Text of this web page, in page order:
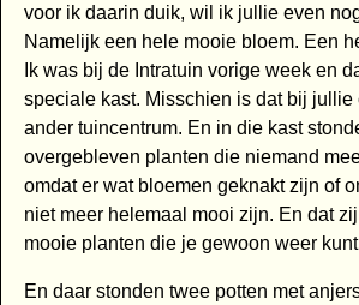
voor ik daarin duik, wil ik jullie even
Namelijk een hele mooie bloem. Een
Ik was bij de Intratuin vorige week en
speciale kast. Misschien is dat bij jullie
ander tuincentrum. En in die kast
overgebleven planten die niemand
omdat er wat bloemen geknakt zijn of
niet meer helemaal mooi zijn. En dat
mooie planten die je gewoon weer
En daar stonden twee potten met